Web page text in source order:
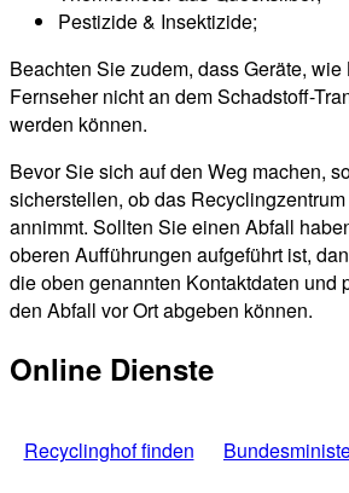
Pestizide & Insektizide;
Beachten Sie zudem, dass Geräte,
Fernseher nicht an dem Schadstoff-
werden können.
Bevor Sie sich auf den Weg machen,
sicherstellen, ob das
annimmt. Sollten Sie einen Abfall
oberen Aufführungen aufgeführt ist,
die oben genannten Kontaktdaten und
den Abfall vor Ort abgeben können.
Online Dienste
Recyclinghof finden